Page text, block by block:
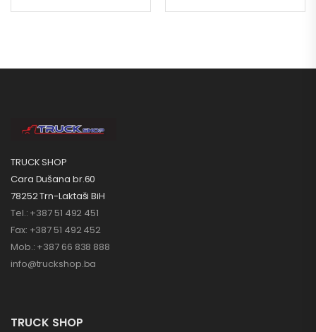
TRUCK SHOP
Cara Dušana br.60
78252 Trn-Laktaši BiH
Tel.: +387 51 492 451
Fax: +387 51 492 452
Mob.: +387 66 838 888
info@truckshop.ba
TRUCK SHOP